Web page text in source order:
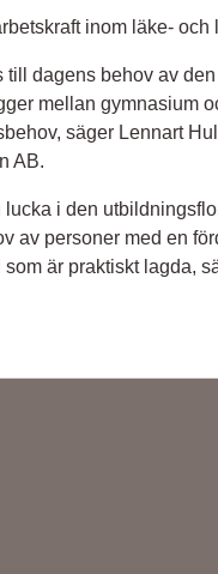
inom läke-
dagens behov av
mellan gymnasium
säger Lennart
AB.
i den
av personer med en
är praktiskt lagda,